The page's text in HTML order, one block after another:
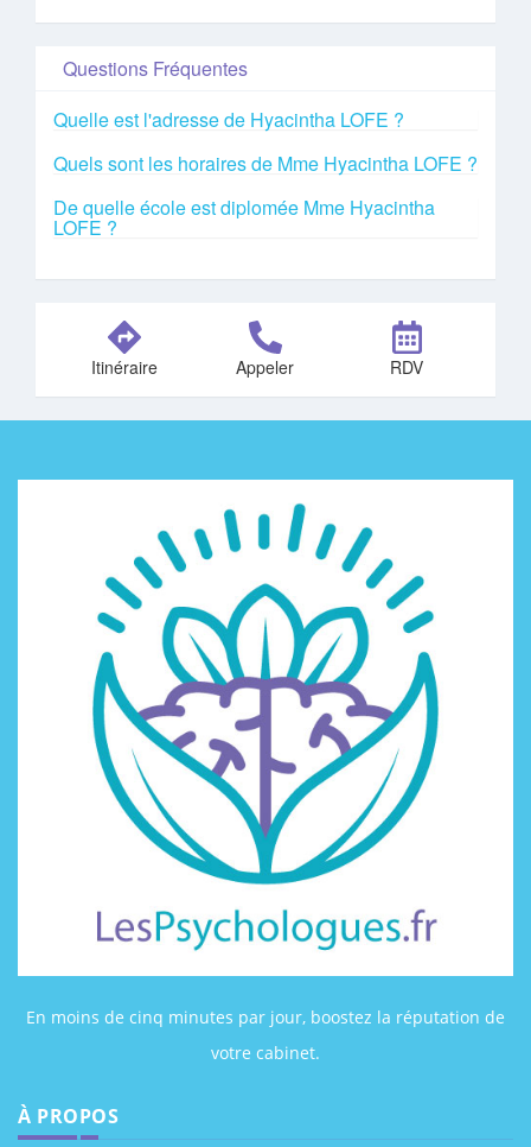
Questions Fréquentes
Quelle est l'adresse de Hyacintha LOFE ?
Quels sont les horaires de Mme Hyacintha LOFE ?
De quelle école est diplomée Mme Hyacintha
LOFE ?
Itinéraire Appeler RDV
En moins de cinq minutes par jour, boostez la réputation de
votre cabinet.
À PROPOS